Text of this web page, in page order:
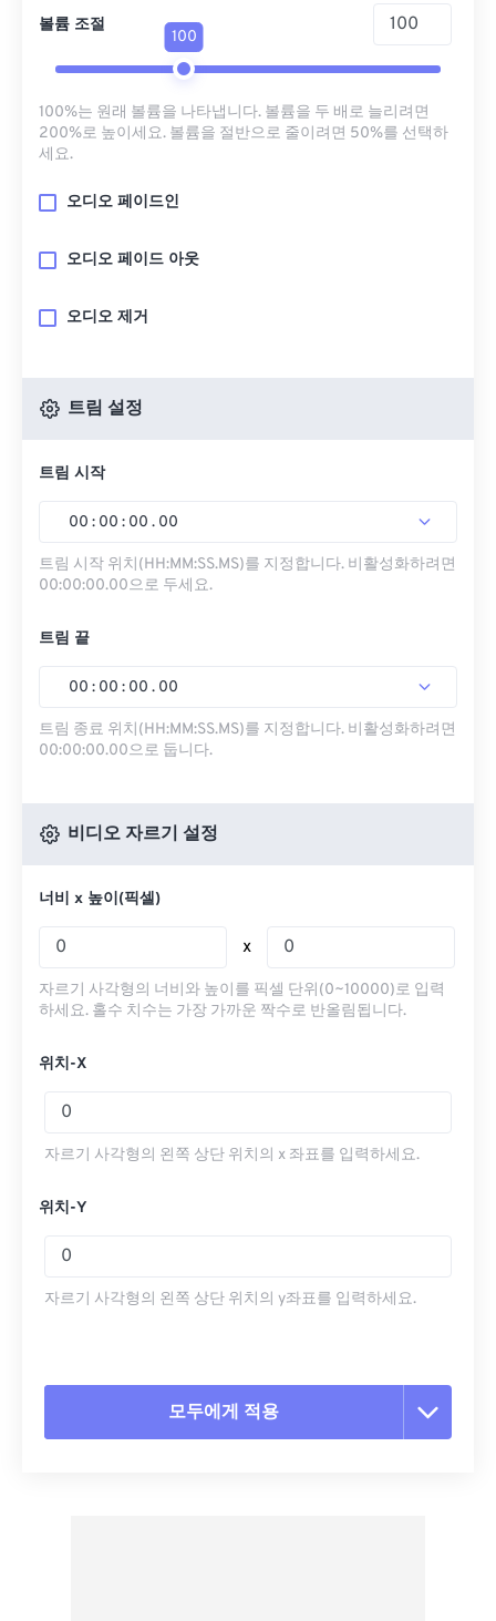
볼륨 조절
100
100%는 원래 볼륨을 나타냅니다. 볼륨을 두 배로 늘리려면
200%로 높이세요. 볼륨을 절반으로 줄이려면 50%를 선택하
세요.
오디오 페이드인
오디오 페이드 아웃
오디오 제거
트림 설정
트림 시작
00 : 00 : 00 . 00
트림 시작 위치(HH:MM:SS.MS)를 지정합니다. 비활성화하려면
00:00:00.00으로 두세요.
트림 끝
00 : 00 : 00 . 00
트림 종료 위치(HH:MM:SS.MS)를 지정합니다. 비활성화하려면
00:00:00.00으로 둡니다.
비디오 자르기 설정
너비 x 높이(픽셀)
x
자르기 사각형의 너비와 높이를 픽셀 단위(0~10000)로 입력
하세요. 홀수 치수는 가장 가까운 짝수로 반올림됩니다.
위치-X
자르기 사각형의 왼쪽 상단 위치의 x 좌표를 입력하세요.
위치-Y
자르기 사각형의 왼쪽 상단 위치의 y좌표를 입력하세요.
모두에게 적용